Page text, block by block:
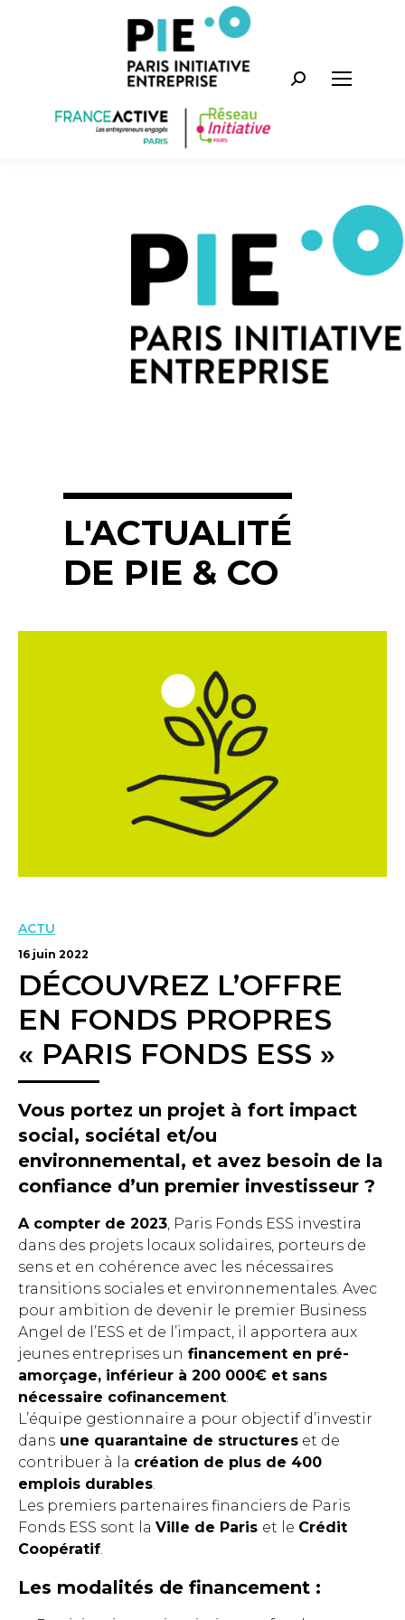
Recherche
L'ACTUALITÉ
DE PIE & CO
ACTU
16 juin 2022
DÉCOUVREZ L’OFFRE
EN FONDS PROPRES
« PARIS FONDS ESS »
Vous portez un projet à fort impact
social, sociétal et/ou
environnemental, et avez besoin de la
confiance d’un premier investisseur ?
A compter de 2023 , Paris Fonds ESS investira
dans des projets locaux solidaires, porteurs de
sens et en cohérence avec les nécessaires
transitions sociales et environnementales. Avec
pour ambition de devenir le premier Business
Angel de l’ESS et de l’impact, il apportera aux
jeunes entreprises un financement en pré-
amorçage, inférieur à 200 000€ et sans
nécessaire cofinancement
L’équipe gestionnaire a pour objectif d’investir
dans une quarantaine de structures et de
contribuer à la création de plus de 400
emplois durables
Les premiers partenaires financiers de Paris
Fonds ESS sont la Ville de Paris et le Crédit
Coopératif
Les modalités de financement :